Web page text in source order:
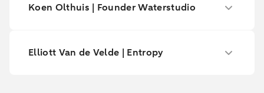
Koen Olthuis | Founder Waterstudio
Elliott Van de Velde | Entropy